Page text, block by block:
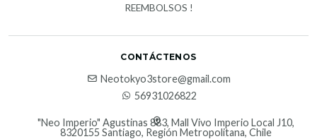
REEMBOLSOS !
CONTÁCTENOS
Neotokyo3store@gmail.com
56931026822
"Neo Imperio" Agustinas 883, Mall Vivo Imperio Local J10,
8320155 Santiago, Región Metropolitana, Chile